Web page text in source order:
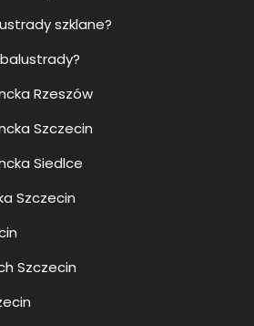
szklane?
Rzeszów
Szczecin
Siedlce
Szczecin
Szczecin